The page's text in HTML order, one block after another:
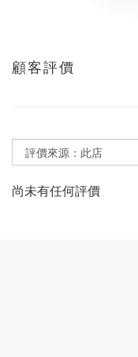
顧客評價
尚未有任何評價